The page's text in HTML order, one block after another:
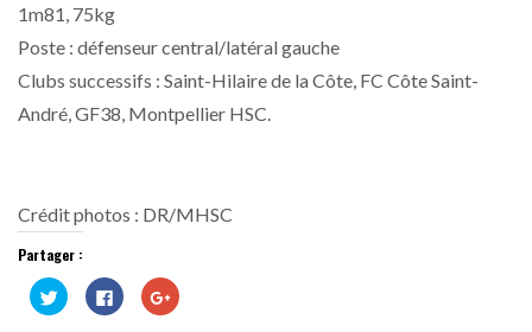
1m81, 75kg
Poste : défenseur central/latéral gauche
Clubs successifs : Saint-Hilaire de la Côte, FC Côte Saint-
André, GF38, Montpellier HSC.
Crédit photos : DR/MHSC
Partager :
Cliquez
pour
partager
Cliquez
pour
partager
Cliquez
pour